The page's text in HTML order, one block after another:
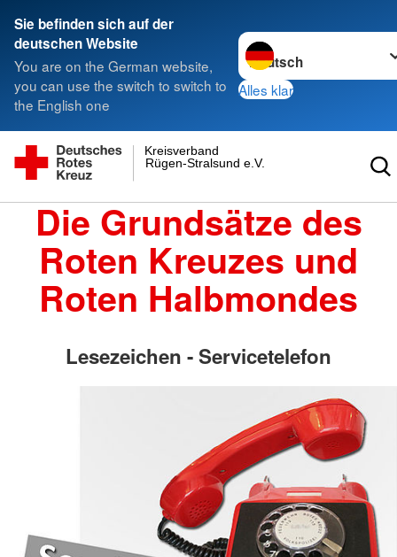
Sie befinden sich auf der
deutschen Website
You are on the German website,
you can use the switch to switch to
the English one
Sprache wechseln zu
Alles klar
Rügen-Stralsund e.V.
Kreisverband
Die Grundsätze des
Roten Kreuzes und
Roten Halbmondes
Lesezeichen - Servicetelefon